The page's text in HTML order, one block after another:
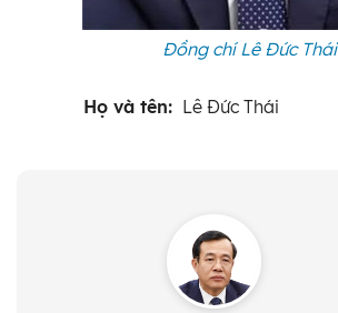
Đồng chí Lê Đức Thái
Họ và tên: Lê Đức Thái
Kinh